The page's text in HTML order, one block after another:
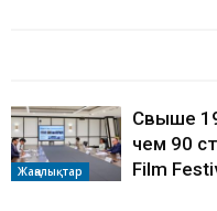
Жаңалықтар
Свыше
чем 90
Film